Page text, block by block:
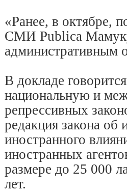
«Ранее, в октябре,
СМИ Publica
административным
В докладе
национальную и
репрессивных
редакция закона об
иностранного
иностранных
размере до 25 000
лет.